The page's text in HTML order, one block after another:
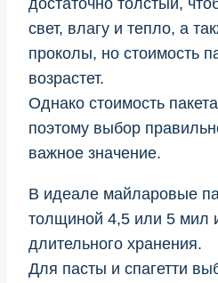
свет, влагу и тепло, а
проколы, но стоимость
возрастет.
Однако стоимость
поэтому выбор
важное значение.
В идеале майларовые
толщиной 4,5 или 5 мил
длительного хранения.
Для пасты и спагетти